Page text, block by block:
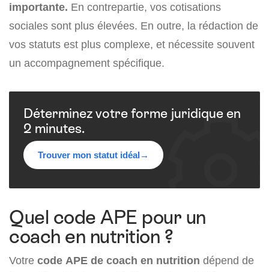
importante. En contrepartie, vos cotisations
sociales sont plus élevées. En outre, la rédaction de
vos statuts est plus complexe, et nécessite souvent
un accompagnement spécifique.
Déterminez votre forme juridique en
2 minutes.
Trouver mon statut idéal→
Quel code APE pour un
coach en nutrition ?
Votre code APE de coach en nutrition dépend de